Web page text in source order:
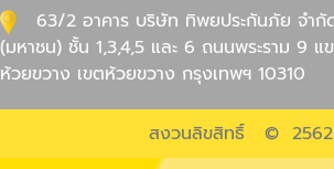
63/2 อาคาร บริษัท ทิพยประกันภัย จำกั
(มหาชน) ชั้น 1,3,4,5 และ 6 ถนนพระราม 9 แ
ห้วยขวาง เขตห้วยขวาง กรุงเทพฯ 10310
สงวนลิขสิทธิ์ © 2562